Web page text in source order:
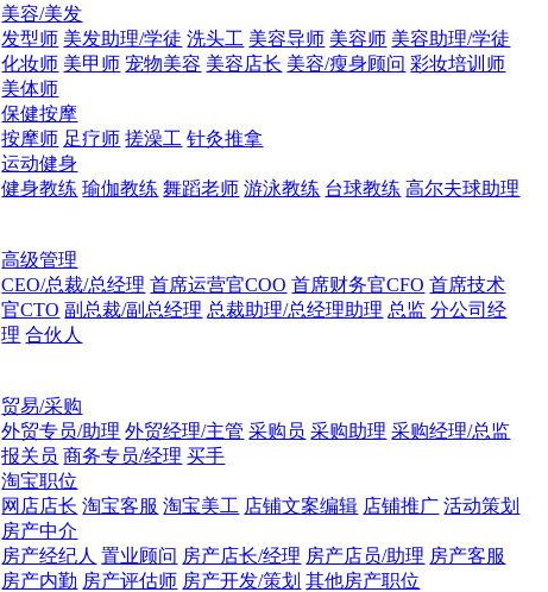
美容/美发
发型师 美发助理/学徒 洗头工 美容导师 美容师 美容助理/学徒
化妆师 美甲师 宠物美容 美容店长 美容/瘦身顾问 彩妆培训师
美体师
保健按摩
按摩师 足疗师 搓澡工 针灸推拿
运动健身
健身教练 瑜伽教练 舞蹈老师 游泳教练 台球教练 高尔夫球助理
高级管理
CEO/总裁/总经理 首席运营官COO 首席财务官CFO 首席技术
官CTO 副总裁/副总经理 总裁助理/总经理助理 总监 分公司经
理 合伙人
贸易/采购
外贸专员/助理 外贸经理/主管 采购员 采购助理 采购经理/总监
报关员 商务专员/经理 买手
淘宝职位
网店店长 淘宝客服 淘宝美工 店铺文案编辑 店铺推广 活动策划
房产中介
房产经纪人 置业顾问 房产店长/经理 房产店员/助理 房产客服
房产内勤 房产评估师 房产开发/策划 其他房产职位